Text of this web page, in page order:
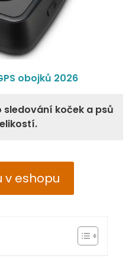
obojků 2026
sledování koček a psů
v eshopu